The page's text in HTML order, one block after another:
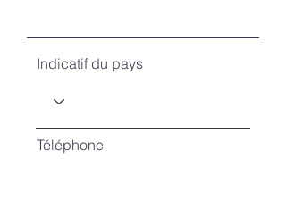
Indicatif du pays
Téléphone